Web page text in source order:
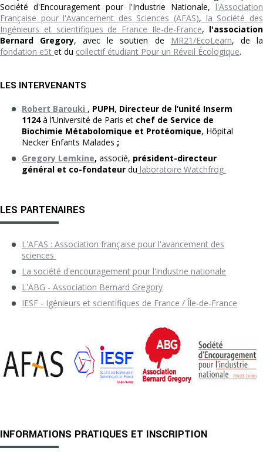
Société d'Encouragement pour l'Industrie Nationale, l'Association
Française pour l'Avancement des Sciences (AFAS), la Société des
Ingénieurs et scientifiques de France Ile-de-France, l'association
Bernard Gregory, avec le soutien de MR21/EcoLearn, de la
fondation e5t et du collectif étudiant Pour un Réveil Écologique.
LES INTERVENANTS
Robert Barouki , PUPH, Directeur de l’unité Inserm
1124à l’Université de Paris et chef de Service de
Biochimie Métabolomique et Protéomique, Hôpital
Necker Enfants Malades ;
Gregory Lemkine, associé, président-directeur
général et co-fondateur du laboratoire Watchfrog
LES PARTENAIRES
L'AFAS : Association française pour l'avancement des
sciences
La société d'encouragement pour l'industrie nationale
L'ABG - Association Bernard Gregory
IESF - Igénieurs et scientifiques de France / Île-de-France
INFORMATIONS PRATIQUES ET INSCRIPTION